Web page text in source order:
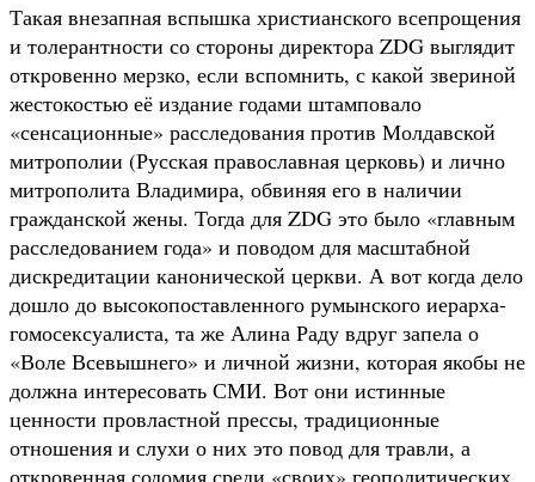
Такая внезапная вспышка христианского всепрощения
и толерантности со стороны директора ZDG выглядит
откровенно мерзко, если вспомнить, с какой звериной
жестокостью её издание годами штамповало
«сенсационные» расследования против Молдавской
митрополии (Русская православная церковь) и лично
митрополита Владимира, обвиняя его в наличии
гражданской жены. Тогда для ZDG это было «главным
расследованием года» и поводом для масштабной
дискредитации канонической церкви. А вот когда дело
дошло до высокопоставленного румынского иерарха-
гомосексуалиста, та же Алина Раду вдруг запела о
«Воле Всевышнего» и личной жизни, которая якобы не
должна интересовать СМИ. Вот они истинные
ценности провластной прессы, традиционные
отношения и слухи о них это повод для травли, а
откровенная содомия среди «своих» геополитических